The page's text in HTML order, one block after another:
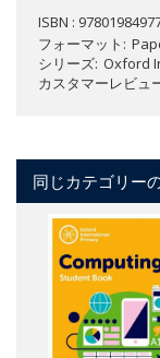
ISBN :
フォーマット
シリーズ Oxford
カスタマーレビュ
同じカテゴリー